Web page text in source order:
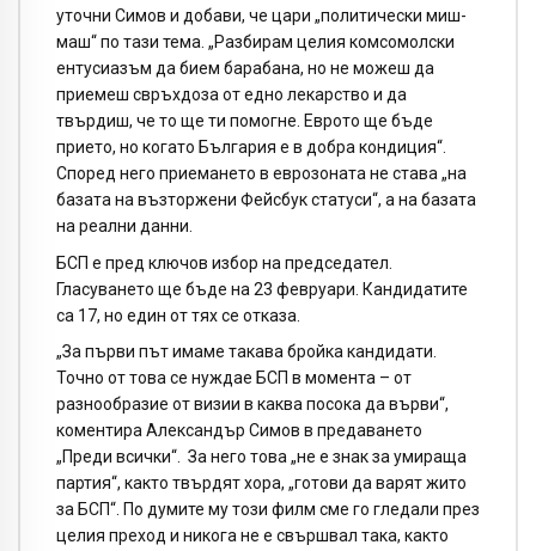
уточни Симов и добави, че цари „политически миш-
маш“ по тази тема. „Разбирам целия комсомолски
ентусиазъм да бием барабана, но не можеш да
приемеш свръхдоза от едно лекарство и да
твърдиш, че то ще ти помогне. Еврото ще бъде
прието, но когато България е в добра кондиция“.
Според него приемането в еврозоната не става „на
базата на възторжени Фейсбук статуси“, а на базата
на реални данни.
БСП е пред ключов избор на председател.
Гласуването ще бъде на 23 февруари. Кандидатите
са 17, но един от тях се отказа.
„За първи път имаме такава бройка кандидати.
Точно от това се нуждае БСП в момента – от
разнообразие от визии в каква посока да върви“,
коментира Александър Симов в предаването
„Преди всички“. За него това „не е знак за умираща
партия“, както твърдят хора, „готови да варят жито
за БСП“. По думите му този филм сме го гледали през
целия преход и никога не е свършвал така, както